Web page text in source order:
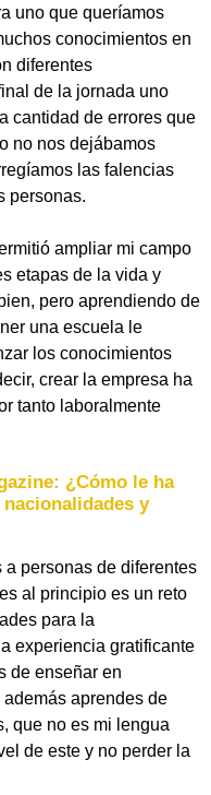
uno que queríamos
conocimientos en
diferentes
de la jornada uno
cantidad de errores que
no nos dejábamos
las falencias
personas.
ampliar mi campo
etapas de la vida y
pero aprendiendo de
una escuela le
los conocimientos
crear la empresa ha
tanto laboralmente
¿Cómo le ha
y
a personas de diferentes
al principio es un reto
para la
experiencia gratificante
de enseñar en
aprendes de
que no es mi lengua
de este y no perder la